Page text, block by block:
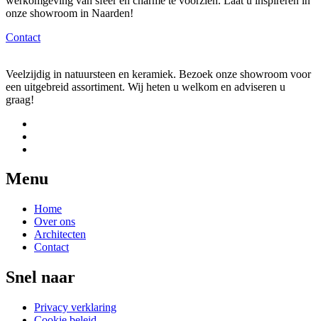
onze showroom in Naarden!
Contact
Veelzijdig in natuursteen en keramiek. Bezoek onze showroom voor
een uitgebreid assortiment. Wij heten u welkom en adviseren u
graag!
Menu
Home
Over ons
Architecten
Contact
Snel naar
Privacy verklaring